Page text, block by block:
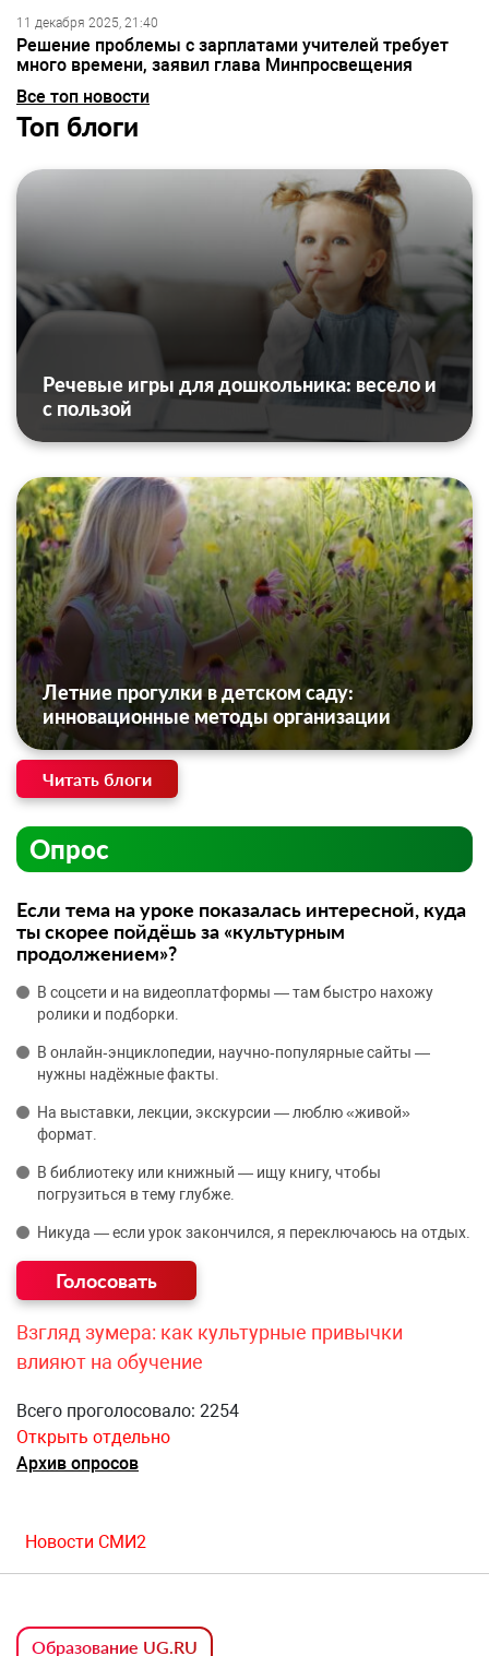
11 декабря 2025, 21:40
Решение проблемы с зарплатами учителей требует
много времени, заявил глава Минпросвещения
Все топ новости
Топ блоги
Речевые игры для дошкольника: весело и
с пользой
Летние прогулки в детском саду:
инновационные методы организации
Читать блоги
Опрос
Если тема на уроке показалась интересной, куда
ты скорее пойдёшь за «культурным
продолжением»?
В соцсети и на видеоплатформы — там быстро нахожу
ролики и подборки.
В онлайн‑энциклопедии, научно‑популярные сайты —
нужны надёжные факты.
На выставки, лекции, экскурсии — люблю «живой»
формат.
В библиотеку или книжный — ищу книгу, чтобы
погрузиться в тему глубже.
Никуда — если урок закончился, я переключаюсь на отдых.
Взгляд зумера: как культурные привычки
влияют на обучение
Всего проголосовало: 2254
Открыть отдельно
Архив опросов
Новости СМИ2
Образование UG.RU